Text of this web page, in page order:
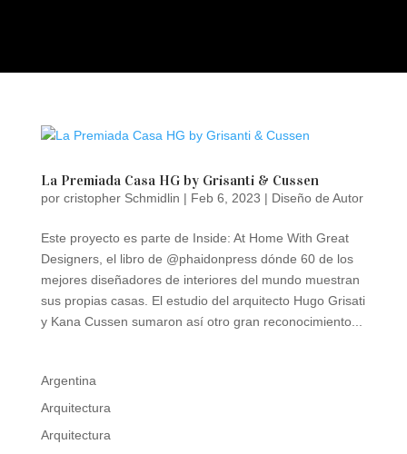
La Premiada Casa HG by Grisanti & Cussen
por cristopher Schmidlin | Feb 6, 2023 | Diseño de Autor
Este proyecto es parte de Inside: At Home With Great
Designers, el libro de @phaidonpress dónde 60 de los
mejores diseñadores de interiores del mundo muestran
sus propias casas. El estudio del arquitecto Hugo Grisati
y Kana Cussen sumaron así otro gran reconocimiento...
Argentina
Arquitectura
Arquitectura